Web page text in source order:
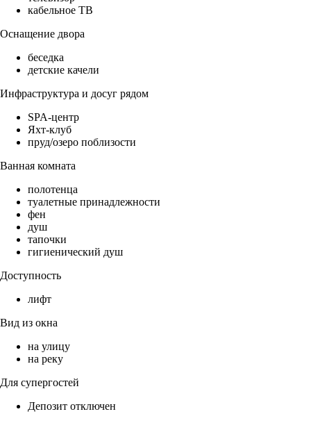
кабельное ТВ
Оснащение двора
беседка
детские качели
Инфраструктура и досуг рядом
SPA-центр
Яхт-клуб
пруд/озеро поблизости
Ванная комната
полотенца
туалетные принадлежности
фен
душ
тапочки
гигиенический душ
Доступность
лифт
Вид из окна
на улицу
на реку
Для супергостей
Депозит отключен